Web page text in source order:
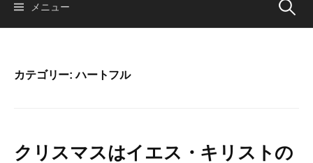
メニュー 検
カテゴリー:ハートフル
クリスマスはイエス・キリストの